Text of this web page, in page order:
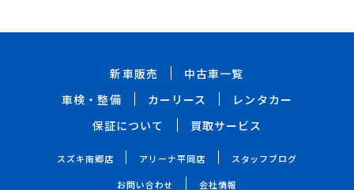
新車販売
中古車一覧
車検・整備
カーリース
レンタカー
保証について
買取サービス
スズキ南郷店 アリーナ平岡店 スタッフブログ
お問い合わせ 会社情報